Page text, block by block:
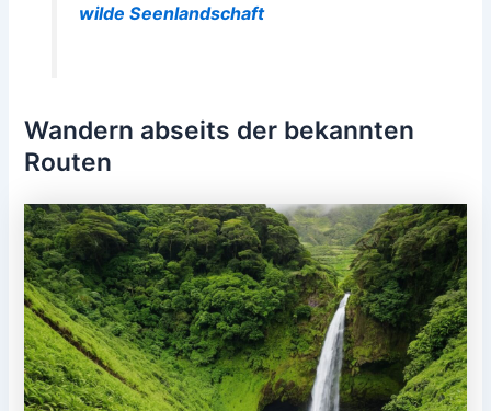
wilde Seenlandschaft
Wandern abseits der bekannten
Routen